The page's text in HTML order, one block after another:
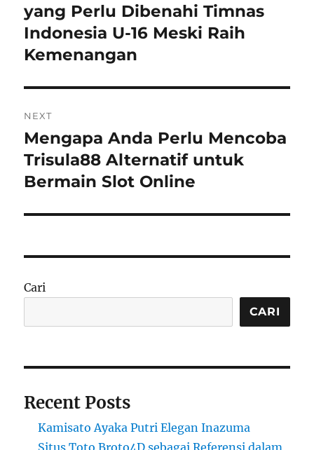
post:
yang Perlu Dibenahi Timnas
Indonesia U-16 Meski Raih
Kemenangan
NEXT
Next
post:
Mengapa Anda Perlu Mencoba
Trisula88 Alternatif untuk
Bermain Slot Online
Cari
CARI
Recent Posts
Kamisato Ayaka Putri Elegan Inazuma
Situs Toto Broto4D sebagai Referensi dalam